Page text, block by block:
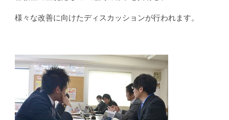
様々な改善に向けたディスカッションが行われます。